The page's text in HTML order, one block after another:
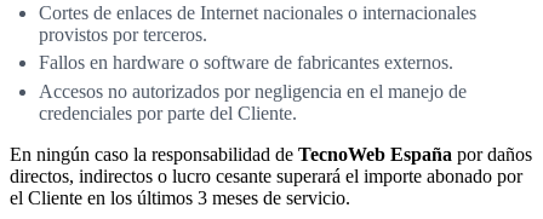
Cortes de enlaces de Internet nacionales o internacionales
provistos por terceros.
Fallos en hardware o software de fabricantes externos.
Accesos no autorizados por negligencia en el manejo de
credenciales por parte del Cliente.
En ningún caso la responsabilidad de TecnoWeb España por daños
directos, indirectos o lucro cesante superará el importe abonado por
el Cliente en los últimos 3 meses de servicio.